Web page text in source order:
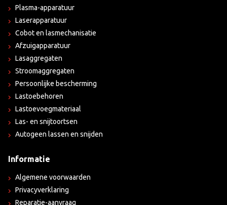
Plasma-apparatuur
Laserapparatuur
Cobot en lasmechanisatie
Afzuigapparatuur
Lasaggregaten
Stroomaggregaten
Persoonlijke bescherming
Lastoebehoren
Lastoevoegmateriaal
Las- en snijtoortsen
Autogeen lassen en snijden
Informatie
Algemene voorwaarden
Privacyverklaring
Reparatie-aanvraag